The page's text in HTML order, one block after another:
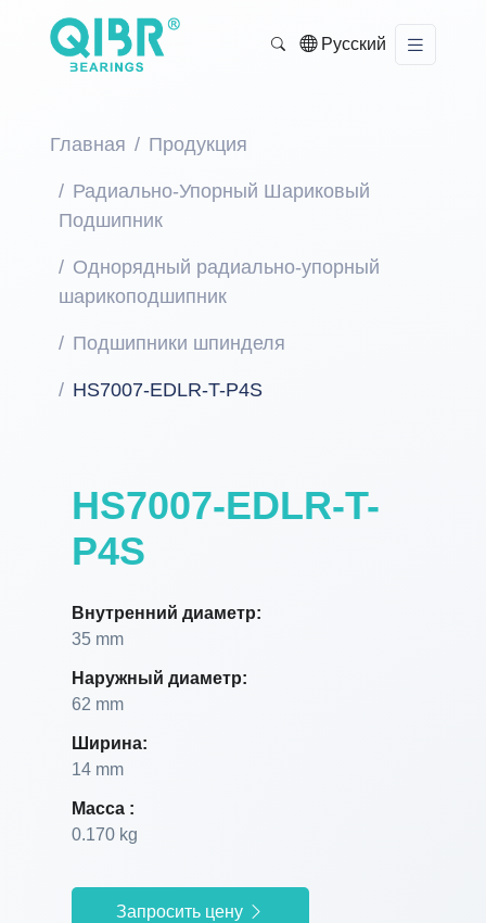
Русский
Главная Продукция
Радиально-Упорный Шариковый
Подшипник
Однорядный радиально-упорный
шарикоподшипник
Подшипники шпинделя
HS7007-EDLR-T-P4S
HS7007-EDLR-T-
P4S
Внутренний диаметр:
35 mm
Наружный диаметр:
62 mm
Ширина:
14 mm
Масса :
0.170 kg
Запросить цену